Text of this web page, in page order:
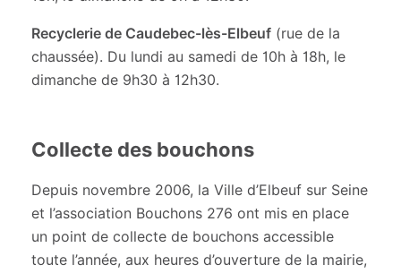
Recyclerie de Caudebec-lès-Elbeuf (rue de la
chaussée). Du lundi au samedi de 10h à 18h, le
dimanche de 9h30 à 12h30.
Collecte des bouchons
Depuis novembre 2006, la Ville d’Elbeuf sur Seine
et l’association Bouchons 276 ont mis en place
un point de collecte de bouchons accessible
toute l’année, aux heures d’ouverture de la mairie,